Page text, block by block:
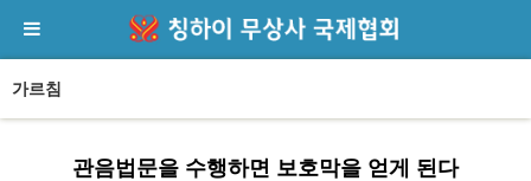
가르침
관음법문을 수행하면 보호막을 얻게 된다